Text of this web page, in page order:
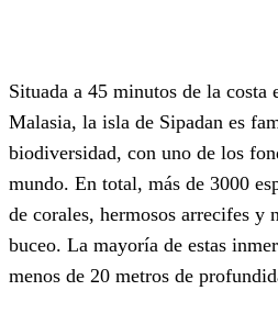
Situada a 45 minutos de la costa
Malasia, la isla de Sipadan es
biodiversidad, con uno de los
mundo. En total, más de 3000
de corales, hermosos arrecifes y
buceo. La mayoría de estas
menos de 20 metros de